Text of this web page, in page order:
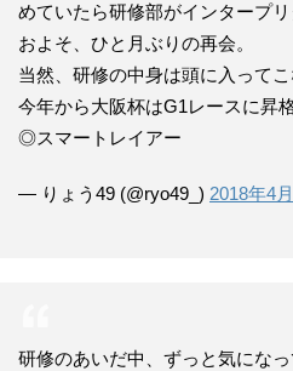
めていたら研修部がインタープ
およそ、ひと月ぶりの再会。
当然、研修の中身は頭に入ってこ
今年から大阪杯はG1レースに昇格
◎スマートレイアー
— りょう49 (@ryo49_) 2018年4
研修のあいだ中、ずっと気にな